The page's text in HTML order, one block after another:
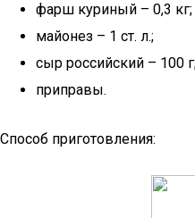
фарш куриный – 0,3 кг;
майонез – 1 ст. л.;
сыр российский – 100
приправы.
Способ приготовления: